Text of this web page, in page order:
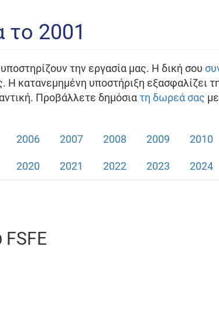
το 2001
την εργασία μας. Η δική σου
Η κατανεμημένη υποστήριξη εξασφαλίζει
Προβάλλετε δημόσιατη δωρεά σας με
2006 2007 2008 2009 2010
2020 2021 2022 2023 2024